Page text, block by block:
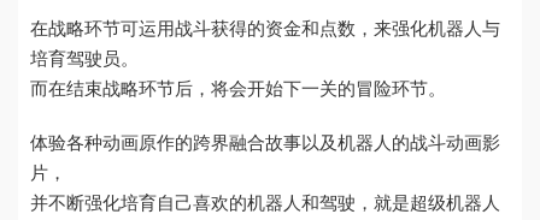
在战略环节可运用战斗获得的资金和点数，来强化机器人与
培育驾驶员。
而在结束战略环节后，将会开始下一关的冒险环节。
体验各种动画原作的跨界融合故事以及机器人的战斗动画影
片，
并不断强化培育自己喜欢的机器人和驾驶，就是超级机器人